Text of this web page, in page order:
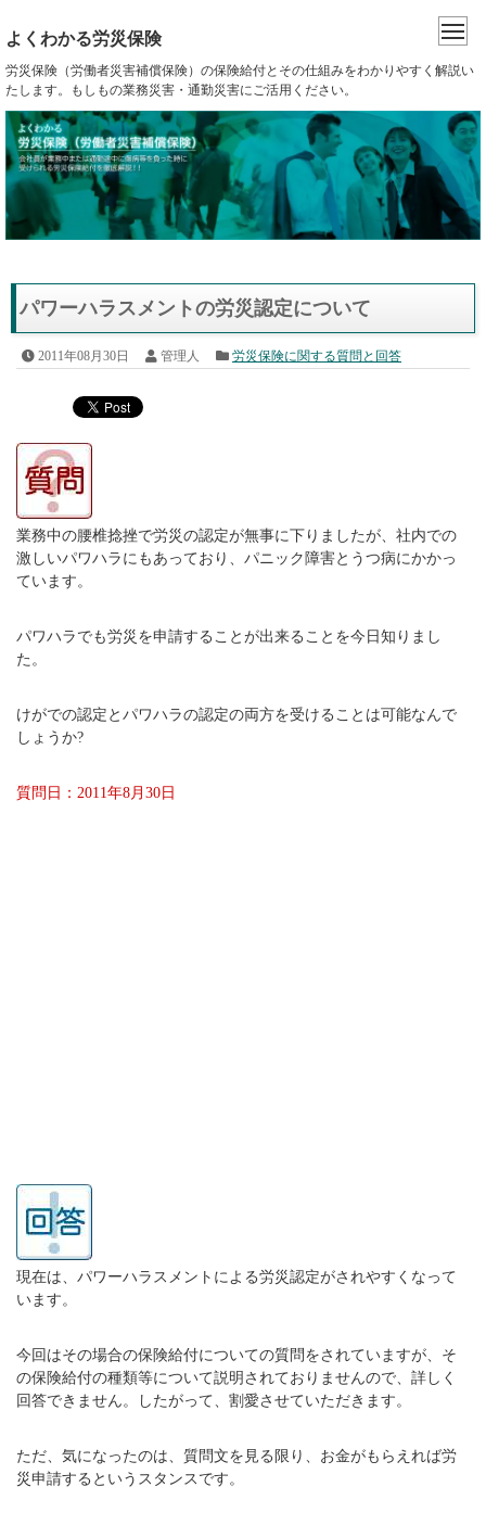
よくわかる労災保険
労災保険（労働者災害補償保険）の保険給付とその仕組みをわかりやすく解説い
たします。もしもの業務災害・通勤災害にご活用ください。
パワーハラスメントの労災認定について
2011年08月30日 管理人 労災保険に関する質問と回答
業務中の腰椎捻挫で労災の認定が無事に下りましたが、社内での
激しいパワハラにもあっており、パニック障害とうつ病にかかっ
ています。
パワハラでも労災を申請することが出来ることを今日知りまし
た。
けがでの認定とパワハラの認定の両方を受けることは可能なんで
しょうか?
質問日：2011年8月30日
現在は、パワーハラスメントによる労災認定がされやすくなって
います。
今回はその場合の保険給付についての質問をされていますが、そ
の保険給付の種類等について説明されておりませんので、詳しく
回答できません。したがって、割愛させていただきます。
ただ、気になったのは、質問文を見る限り、お金がもらえれば労
災申請するというスタンスです。